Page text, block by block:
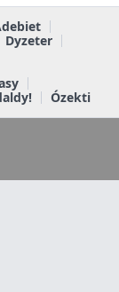
Dyzeter
Ózekti